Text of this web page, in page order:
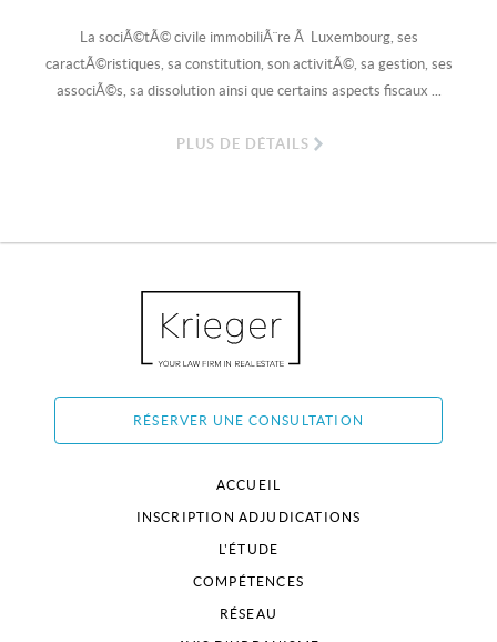
La sociÃ©tÃ© civile immobiliÃ¨re Ã Luxembourg, ses
caractÃ©ristiques, sa constitution, son activitÃ©, sa gestion, ses
associÃ©s, sa dissolution ainsi que certains aspects fiscaux ...
PLUS DE DÉTAILS
RÉSERVER UNE CONSULTATION
ACCUEIL
INSCRIPTION ADJUDICATIONS
L'ÉTUDE
COMPÉTENCES
RÉSEAU